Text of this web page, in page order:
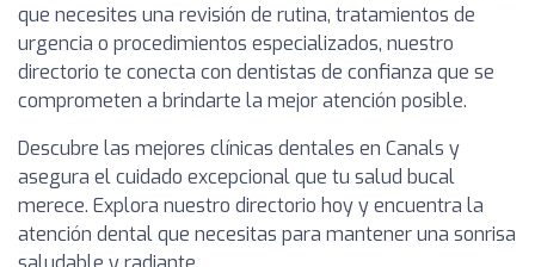
que necesites una revisión de rutina, tratamientos de
urgencia o procedimientos especializados, nuestro
directorio te conecta con dentistas de confianza que se
comprometen a brindarte la mejor atención posible.
Descubre las mejores clínicas dentales en Canals y
asegura el cuidado excepcional que tu salud bucal
merece. Explora nuestro directorio hoy y encuentra la
atención dental que necesitas para mantener una sonrisa